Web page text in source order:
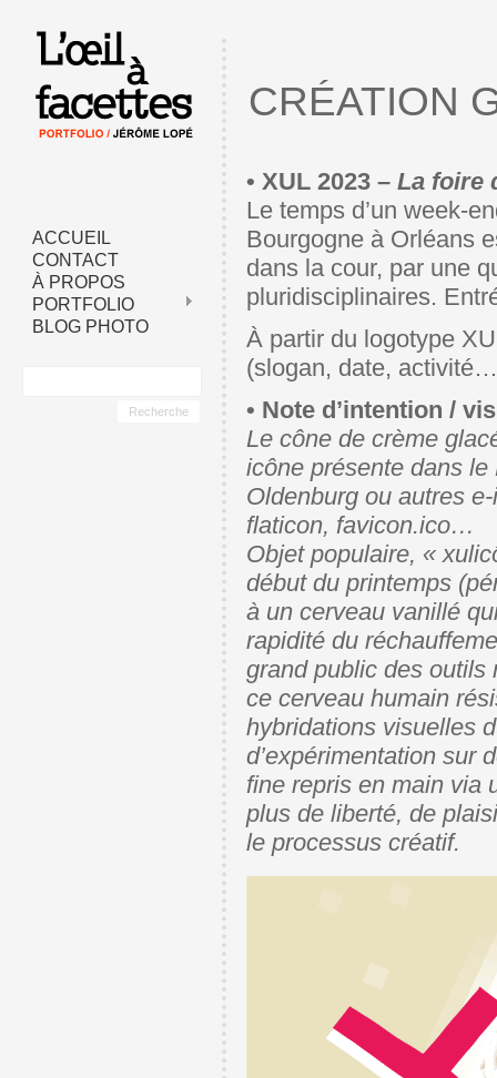
ACCUEIL
CONTACT
À PROPOS
PORTFOLIO
BLOG PHOTO
CRÉATION
• XUL 2023 – La foire
Le temps d’un week-
Bourgogne à Orléans
dans la cour, par une
pluridisciplinaires.
À partir du logotype
(slogan, date,
• Note d’intention /
Le cône de crème
icône présente dans
Oldenburg ou autres
flaticon, favicon.ico…
Objet populaire, «
début du printemps
à un cerveau vanillé
rapidité du
grand public des outils
ce cerveau humain
hybridations visuelles
d’expérimentation sur
fine repris en main via
plus de liberté, de
le processus créatif.